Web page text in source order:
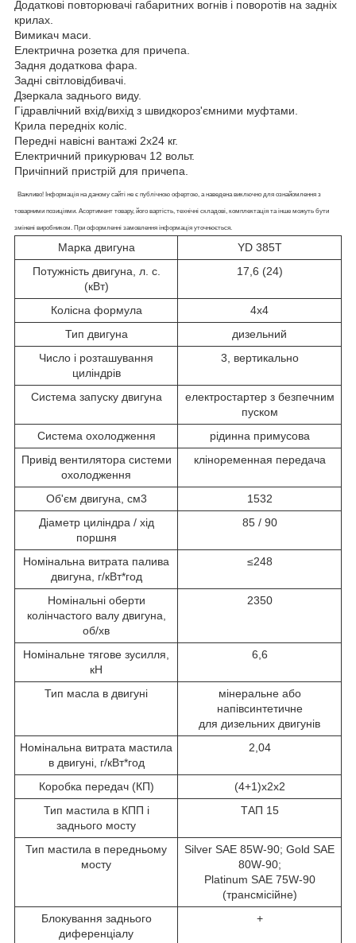
Додаткові повторювачі габаритних вогнів і поворотів на задніх
крилах.
Вимикач маси.
Електрична розетка для причепа.
Задня додаткова фара.
Задні світловідбивачі.
Дзеркала заднього виду.
Гідравлічний вхід/вихід з швидкороз'ємними муфтами.
Крила передніх коліс.
Передні навісні вантажі 2х24 кг.
Електричний прикурювач 12 вольт.
Причіпний пристрій для причепа.
Важливо! Інформація на даному сайті не є публічною офертою, а наведена виключно для ознайомлення з
товарними позиціями. Асортимент товару, його вартість, технічні складові, комплектація та інше можуть бути
змінені виробником. При оформленні замовлення інформація уточнюється.
Марка двигуна
YD 385T
Потужність двигуна, л. с.
(кВт)
17,6 (24)
Колісна формула
4х4
Тип двигуна
дизельний
Число і розташування
циліндрів
3, вертикально
Система запуску двигуна
електростартер з безпечним
пуском
Система охолодження
рідинна примусова
Привід вентилятора системи
охолодження
кліноременная передача
Об'єм двигуна, см3
1532
Діаметр циліндра / хід
поршня
85 / 90
Номінальна витрата палива
двигуна, г/кВт*год
≤248
Номінальні оберти
колінчастого валу двигуна,
об/хв
2350
Номінальне тягове зусилля,
кН
6,6
Тип масла в двигуні
мінеральне або
напівсинтетичне
для дизельних двигунів
Номінальна витрата мастила
в двигуні, г/кВт*год
2,04
Коробка передач (КП)
(4+1)х2х2
Тип мастила в КПП і
заднього мосту
ТАП 15
Тип мастила в передньому
мосту
Silver SAE 85W-90; Gold SAE
80W-90;
Platinum SAE 75W-90
(трансмісійне)
Блокування заднього
диференціалу
+